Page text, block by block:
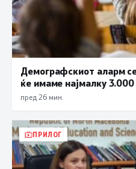
Демографскиот аларм
ќе имаме најмалку
пред 26 мин.
ПРИЛОГ